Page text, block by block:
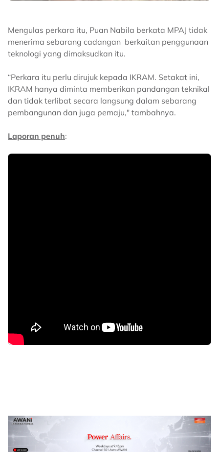
Mengulas perkara itu, Puan Nabila berkata MPAJ tidak
menerima sebarang cadangan berkaitan penggunaan
teknologi yang dimaksudkan itu.
“Perkara itu perlu dirujuk kepada IKRAM. Setakat ini,
IKRAM hanya diminta memberikan pandangan teknikal
dan tidak terlibat secara langsung dalam sebarang
pembangunan dan juga pemaju," tambahnya.
Laporan penuh: